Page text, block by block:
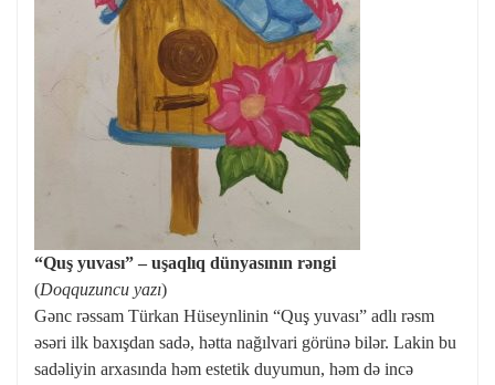
“Quş yuvası” – uşaqlıq dünyasının rəngi
(Doqquzuncu yazı)
Gənc rəssam Türkan Hüseynlinin “Quş yuvası” adlı rəsm
əsəri ilk baxışdan sadə, hətta nağılvari görünə bilər. Lakin bu
sadəliyin arxasında həm estetik duyumun, həm də incə